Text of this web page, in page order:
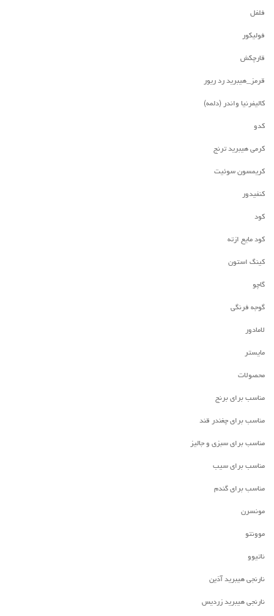
فلفل
فولیکور
قارچکش
قرمز_هیبرید رد ریور
کالیفرنیا واندر (دلمه)
کدو
کرمی هیبرید ترنج
کریمسون سوئیت
کنفیدور
کود
کود مایع ازته
کینگ استون
گاچو
گوجه فرنگی
لامادور
مایستر
محصولات
مناسب برای برنج
مناسب برای چغندر قند
مناسب برای سبزی و جالیز
مناسب برای سیب
مناسب برای گندم
مونسرن
موونتو
ناتیوو
نارنجی هیبرید آذین
نارنجی هیبرید زردیس